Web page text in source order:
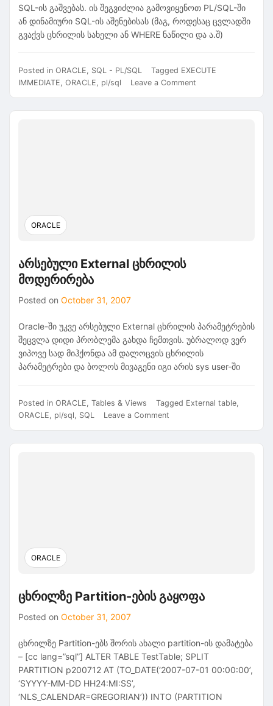
SQL-ის გაშვებას. ის შეგვიძლია გამოვიყენოთ PL/SQL-ში
ან დინამიური SQL-ის აშენებისას (მაგ, როდესაც ცვლადში
გვაქვს ცხრილის სახელი ან WHERE ნაწილი და ა.შ)
Posted in ORACLE, SQL - PL/SQL Tagged EXECUTE
IMMEDIATE, ORACLE, pl/sql Leave a Comment
ORACLE
არსებული External ცხრილის
მოდერირება
Posted on October 31, 2007
Oracle-ში უკვე არსებული External ცხრილის პარამეტრების
შეცვლა დიდი პრობლემა გახდა ჩემთვის. უბრალოდ ვერ
ვიპოვე სად მიჰქონდა ამ დალოცვის ცხრილის
პარამეტრები და ბოლოს მივაგენი იგი არის sys user-ში
Posted in ORACLE, Tables & Views Tagged External table,
ORACLE, pl/sql, SQL Leave a Comment
ORACLE
ცხრილზე Partition-ების გაყოფა
Posted on October 31, 2007
ცხრილზე Partition-ებს შორის ახალი partition-ის დამატება
– [cc lang=”sql”] ALTER TABLE TestTable; SPLIT
PARTITION p200712 AT (TO_DATE(‘2007-07-01 00:00:00’,
‘SYYYY-MM-DD HH24:MI:SS’,
‘NLS_CALENDAR=GREGORIAN’)) INTO (PARTITION